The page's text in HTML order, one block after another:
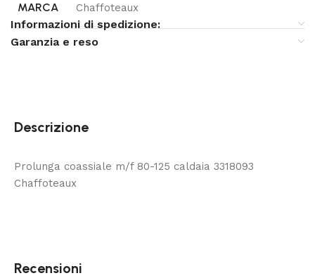
MARCA Chaffoteaux
Informazioni di spedizione:
Garanzia e reso
Descrizione
Prolunga coassiale m/f 80-125 caldaia 3318093
Chaffoteaux
Recensioni